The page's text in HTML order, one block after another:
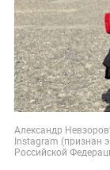
Александр
Instagram (признан
Российской